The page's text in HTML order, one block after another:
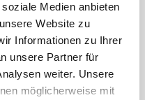
Medien anbieten
Website zu
Informationen zu Ihrer
unsere Partner für
weiter. Unsere
möglicherweise mit